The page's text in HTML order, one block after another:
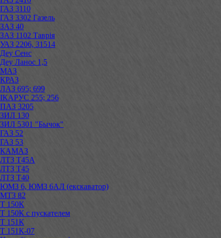
ГАЗ 3110
ГАЗ 3302 Газель
ЗАЗ 40
ЗАЗ 1102 Таврія
УАЗ 2206, 31514
Деу Сенс
Деу Ланос 1,5
МАЗ
КРАЗ
ЛАЗ 695; 699
ІКАРУС 255; 256
ПАЗ 3205
ЗИЛ 130
ЗИЛ 5301 "Бычок"
ГАЗ 52
ГАЗ 53
КАМАЗ
ЛТЗ Т45А
ЛТЗ Т45
ЛТЗ Т40
ЮМЗ 6, ЮМЗ 6АЛ (екскаватор)
МТЗ 82
Т 150К
Т 150К с пускателем
Т 151К
Т 151К-07